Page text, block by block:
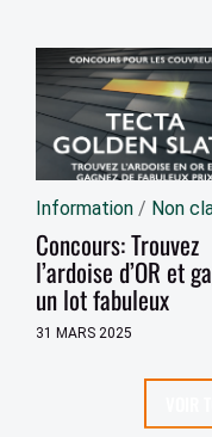
Information / Non
Concours: Trouvez
l’ardoise d’OR et
un lot fabuleux
31 MARS 2025